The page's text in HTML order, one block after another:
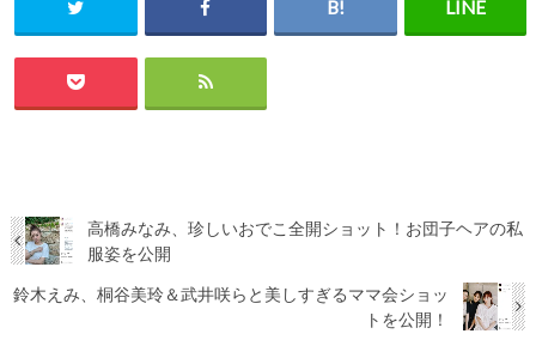
高橋みなみ、珍しいおでこ全開ショット！お団子ヘアの私
服姿を公開
鈴木えみ、桐谷美玲＆武井咲らと美しすぎるママ会ショッ
トを公開！